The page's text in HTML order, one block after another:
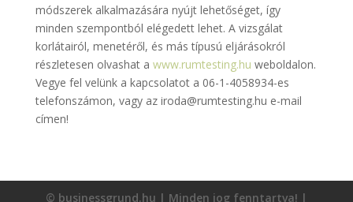
módszerek alkalmazására nyújt lehetőséget, így
minden szempontból elégedett lehet. A vizsgálat
korlátairól, menetéről, és más típusú eljárásokról
részletesen olvashat a www.rumtesting.hu weboldalon.
Vegye fel velünk a kapcsolatot a 06-1-4058934-es
telefonszámon, vagy az iroda@rumtesting.hu e-mail
címen!
© businessgrund.hu | Minden jog fenntartva! |